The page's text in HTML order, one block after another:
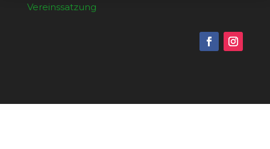
Vereinssatzung